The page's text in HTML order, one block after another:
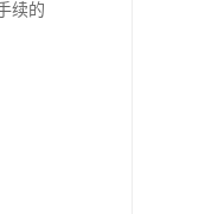
续的